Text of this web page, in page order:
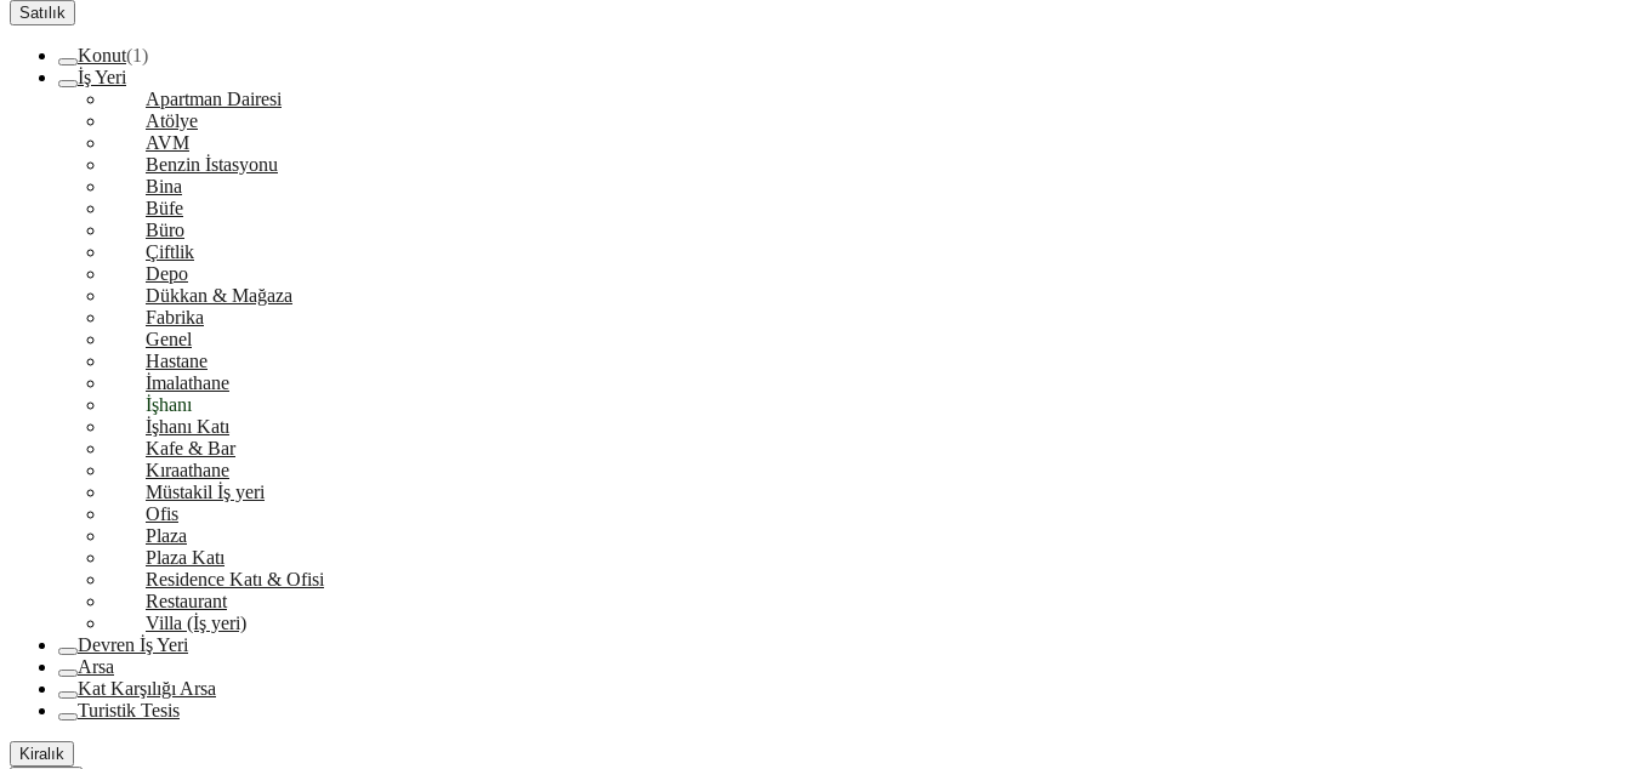
Satılık
Konut(1)
İş Yeri
Apartman Dairesi
Atölye
AVM
Benzin İstasyonu
Bina
Büfe
Büro
Çiftlik
Depo
Dükkan & Mağaza
Fabrika
Genel
Hastane
İmalathane
İşhanı
İşhanı Katı
Kafe & Bar
Kıraathane
Müstakil İş yeri
Ofis
Plaza
Plaza Katı
Residence Katı & Ofisi
Restaurant
Villa (İş yeri)
Devren İş Yeri
Arsa
Kat Karşılığı Arsa
Turistik Tesis
Kiralık